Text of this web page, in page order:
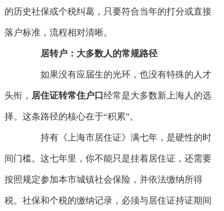
的历史社保或个税纠葛，只要符合当年的打分或直接
落户标准，流程相对清晰。
居转户：大多数人的常规路径
如果没有应届生的光环，也没有特殊的人才
头衔， 居住证转常住户口 经常是大多数新上海人的选
择。这条路径的核心在于“积累”。
持有《上海市居住证》满七年，是硬性的时
间门槛。这七年里，你不能只是挂着居住证，还需要
按照规定参加本市城镇社会保险，并依法缴纳所得
税。社保和个税的缴纳记录，必须与居住证持证期间